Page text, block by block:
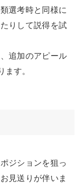
選考時と同様に
りして説得を試
追加のアピール
ます。
ジションを狙っ
見送りが伴いま